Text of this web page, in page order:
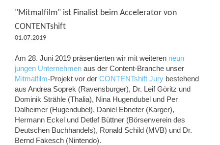
"Mitmalfilm" ist Finalist beim Accelerator von
CONTENTshift
01.07.2019
Am 28. Juni 2019 präsentierten wir mit weiteren neun
jungen Unternehmen aus der Content-Branche unser
Mitmalfilm-Projekt vor der CONTENTshift Jury bestehend
aus Andrea Soprek (Ravensburger), Dr. Leif Göritz und
Dominik Strähle (Thalia), Nina Hugendubel und Per
Dalheimer (Hugendubel), Daniel Ebneter (Karger),
Hermann Eckel und Detlef Büttner (Börsenverein des
Deutschen Buchhandels), Ronald Schild (MVB) und Dr.
Bernd Fakesch (Nintendo).